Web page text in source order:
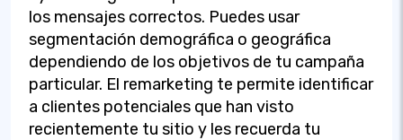
los mensajes correctos. Puedes usar
segmentación demográfica o geográfica
dependiendo de los objetivos de tu campaña
particular. El remarketing te permite identificar
a clientes potenciales que han visto
recientemente tu sitio y les recuerda tu